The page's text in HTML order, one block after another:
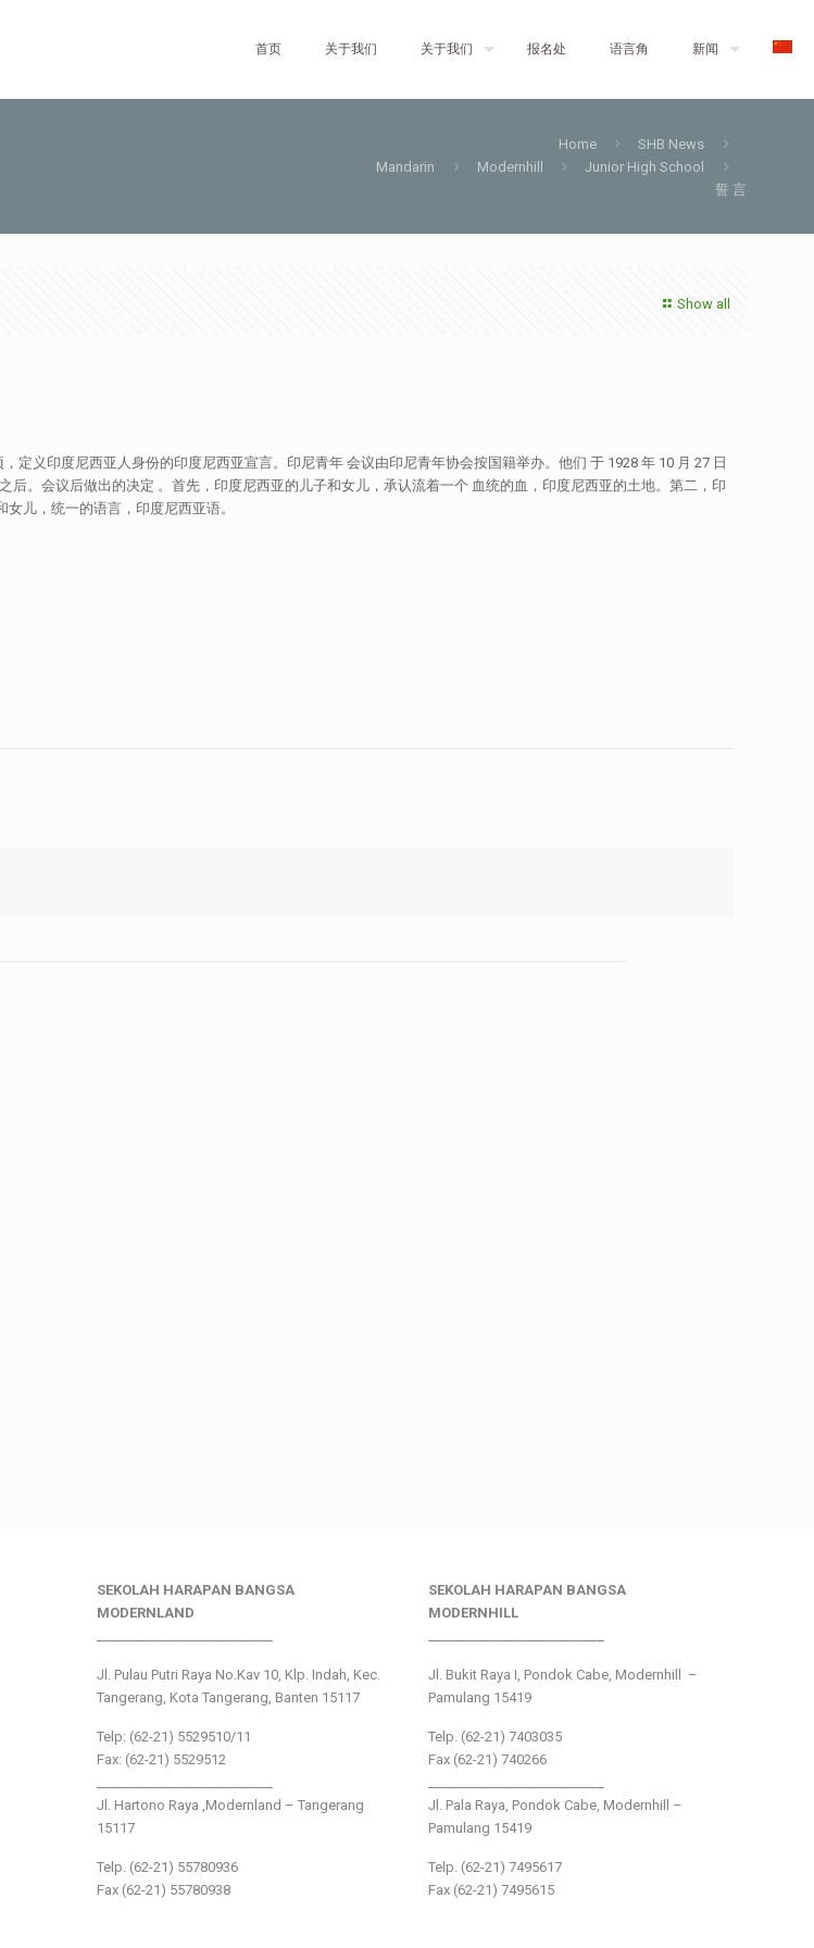
首页 关于我们 关于我们 报名处 语言角 新闻
Home
SHB News
Mandarin
Modernhill
Junior High School
誓 言
Show all
定义印度尼西亚人身份的印度尼西亚宣言。印尼青年 会议由印尼青年协会按国籍举办。他们 于 1928 年 10 月 27 日
。会议后做出的决定 。首先，印度尼西亚的儿子和女儿，承认流着一个 血统的血，印度尼西亚的土地。第二，印
儿，统一的语言，印度尼西亚语。
SEKOLAH HARAPAN BANGSA
MODERNLAND
Jl. Pulau Putri Raya No.Kav 10, Klp. Indah, Kec.
Tangerang, Kota Tangerang, Banten 15117
Telp: (62-21) 5529510/11
Fax: (62-21) 5529512
Jl. Hartono Raya ,Modernland – Tangerang
15117
Telp. (62-21) 55780936
Fax (62-21) 55780938
SEKOLAH HARAPAN BANGSA
MODERNHILL
Jl. Bukit Raya I, Pondok Cabe, Modernhill –
Pamulang 15419
Telp. (62-21) 7403035
Fax (62-21) 740266
Jl. Pala Raya, Pondok Cabe, Modernhill –
Pamulang 15419
Telp. (62-21) 7495617
Fax (62-21) 7495615